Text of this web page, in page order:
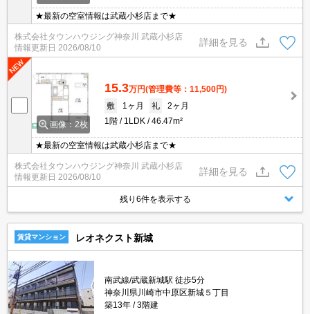
★最新の空室情報は武蔵小杉店まで★
株式会社タウンハウジング神奈川 武蔵小杉店
情報更新日 2026/08/10
詳細を見る
画像：2枚
15.3万円(管理費等：11,500円)
敷
1ヶ月 礼
2ヶ月
1階
1LDK 46.47m²
★最新の空室情報は武蔵小杉店まで★
株式会社タウンハウジング神奈川 武蔵小杉店
情報更新日 2026/08/10
詳細を見る
残り6件を表示する
賃貸マンション レオネクスト新城
南武線/武蔵新城駅 徒歩5分
神奈川県川崎市中原区新城５丁目
築13年
3階建